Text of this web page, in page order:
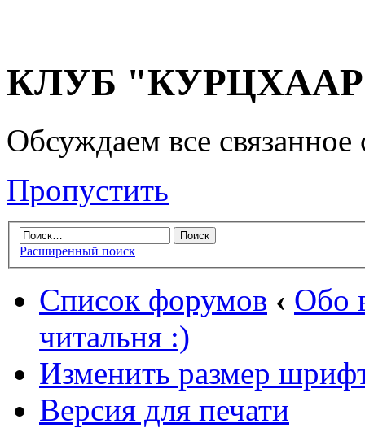
КЛУБ "КУРЦХААР"
Обсуждаем все
Пропустить
Расширенный поиск
Список форумов ‹ Обо
читальня :)
Изменить размер
Версия для печати